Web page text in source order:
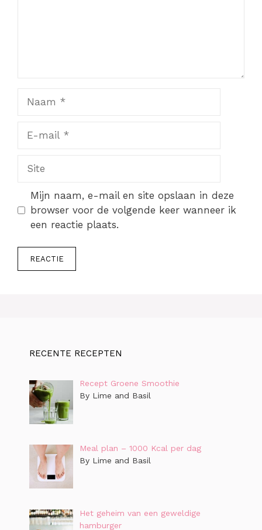
mail
Mijn naam, e-mail en site opslaan in deze
browser voor de volgende keer wanneer ik
een reactie plaats.
RECENTE RECEPTEN
Recept Groene Smoothie
By Lime and Basil
Meal plan – 1000 Kcal per dag
By Lime and Basil
Het geheim van een geweldige
hamburger